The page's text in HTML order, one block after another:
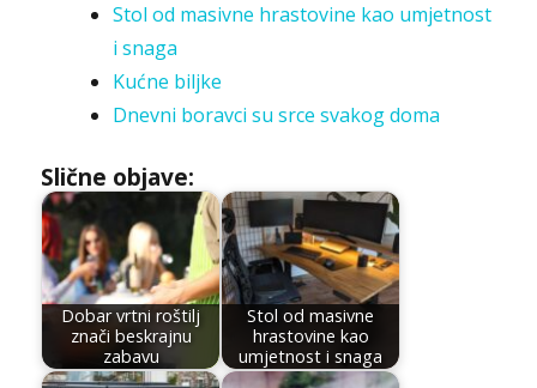
Stol od masivne hrastovine kao umjetnost
i snaga
Kućne biljke
Dnevni boravci su srce svakog doma
Slične objave:
Dobar vrtni roštilj
znači beskrajnu
zabavu
Stol od masivne
hrastovine kao
umjetnost i snaga